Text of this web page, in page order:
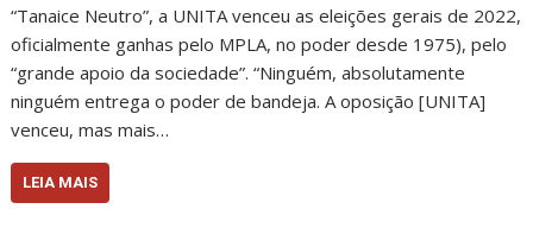
“Tanaice Neutro”, a UNITA venceu as eleições gerais de 2022,
oficialmente ganhas pelo MPLA, no poder desde 1975), pelo
“grande apoio da sociedade”. “Ninguém, absolutamente
ninguém entrega o poder de bandeja. A oposição [UNITA]
venceu, mas mais…
LEIA MAIS